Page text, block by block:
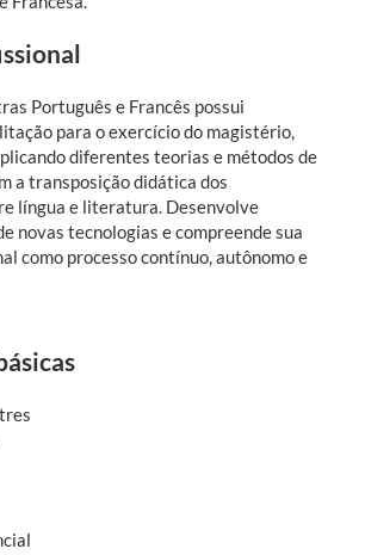
Português e Francês possui
para o exercício do magistério,
diferentes teorias e métodos de
a transposição didática dos
língua e literatura. Desenvolve
novas tecnologias e compreende sua
como processo contínuo, autônomo e